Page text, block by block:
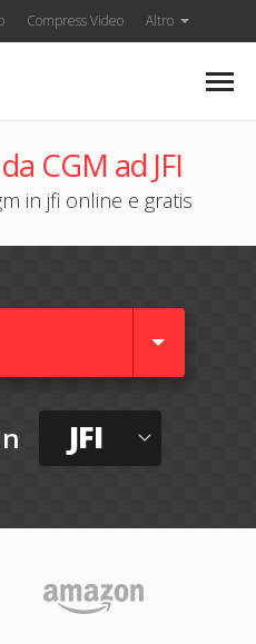
Compress Video Altro
CGM ad JFI
in jfi online e gratis
JFI